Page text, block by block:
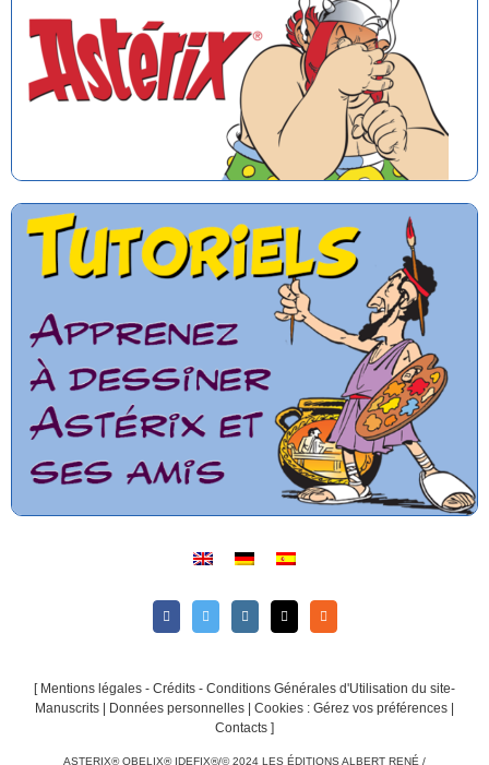
[ Mentions légales - Crédits - Conditions Générales d'Utilisation du site-
Manuscrits | Données personnelles | Cookies : Gérez vos préférences |
Contacts ]
ASTERIX® OBELIX® IDEFIX®/© 2024 LES ÉDITIONS ALBERT RENÉ /